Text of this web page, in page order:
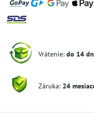
Vrátenie: do 14
Záruka: 24